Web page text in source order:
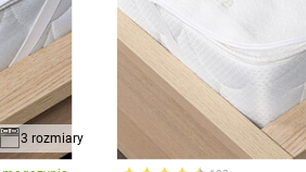
3 rozmiary